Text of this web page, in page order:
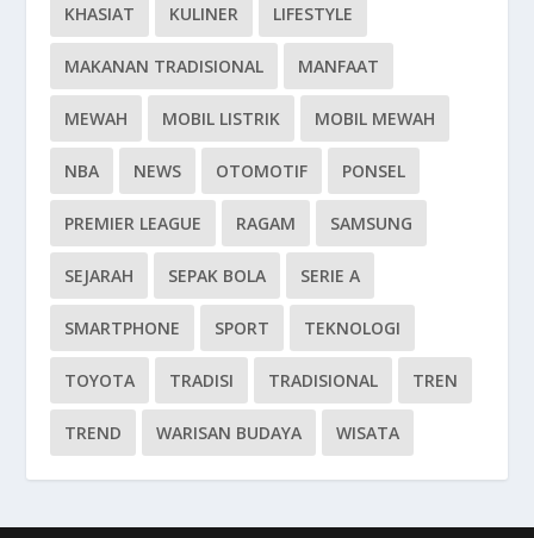
KHASIAT KULINER LIFESTYLE
MAKANAN TRADISIONAL MANFAAT
MEWAH MOBIL LISTRIK MOBIL MEWAH
NBA NEWS OTOMOTIF PONSEL
PREMIER LEAGUE RAGAM SAMSUNG
SEJARAH SEPAK BOLA SERIE A
SMARTPHONE SPORT TEKNOLOGI
TOYOTA TRADISI TRADISIONAL TREN
TREND WARISAN BUDAYA WISATA